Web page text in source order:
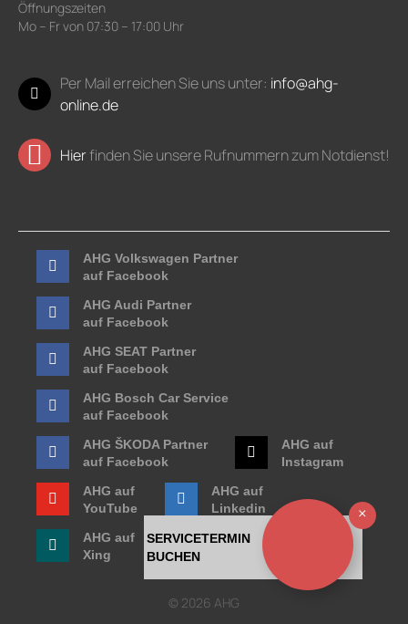
SERVICETERMIN
BUCHEN
Öffnungszeiten
Mo – Fr von 07:30 – 17:00 Uhr
Per Mail erreichen Sie uns unter: info@ahg-
online.de
Hierfinden Sie unsere Rufnummern zum Notdienst!
AHG Volkswagen Partner
auf Facebook
AHG Audi Partner
auf Facebook
AHG SEAT Partner
auf Facebook
AHG Bosch Car Service
auf Facebook
AHG ŠKODA Partner
auf Facebook
AHG auf
Instagram
AHG auf
YouTube
AHG auf
Linkedin
AHG auf
Xing
© 2026 AHG